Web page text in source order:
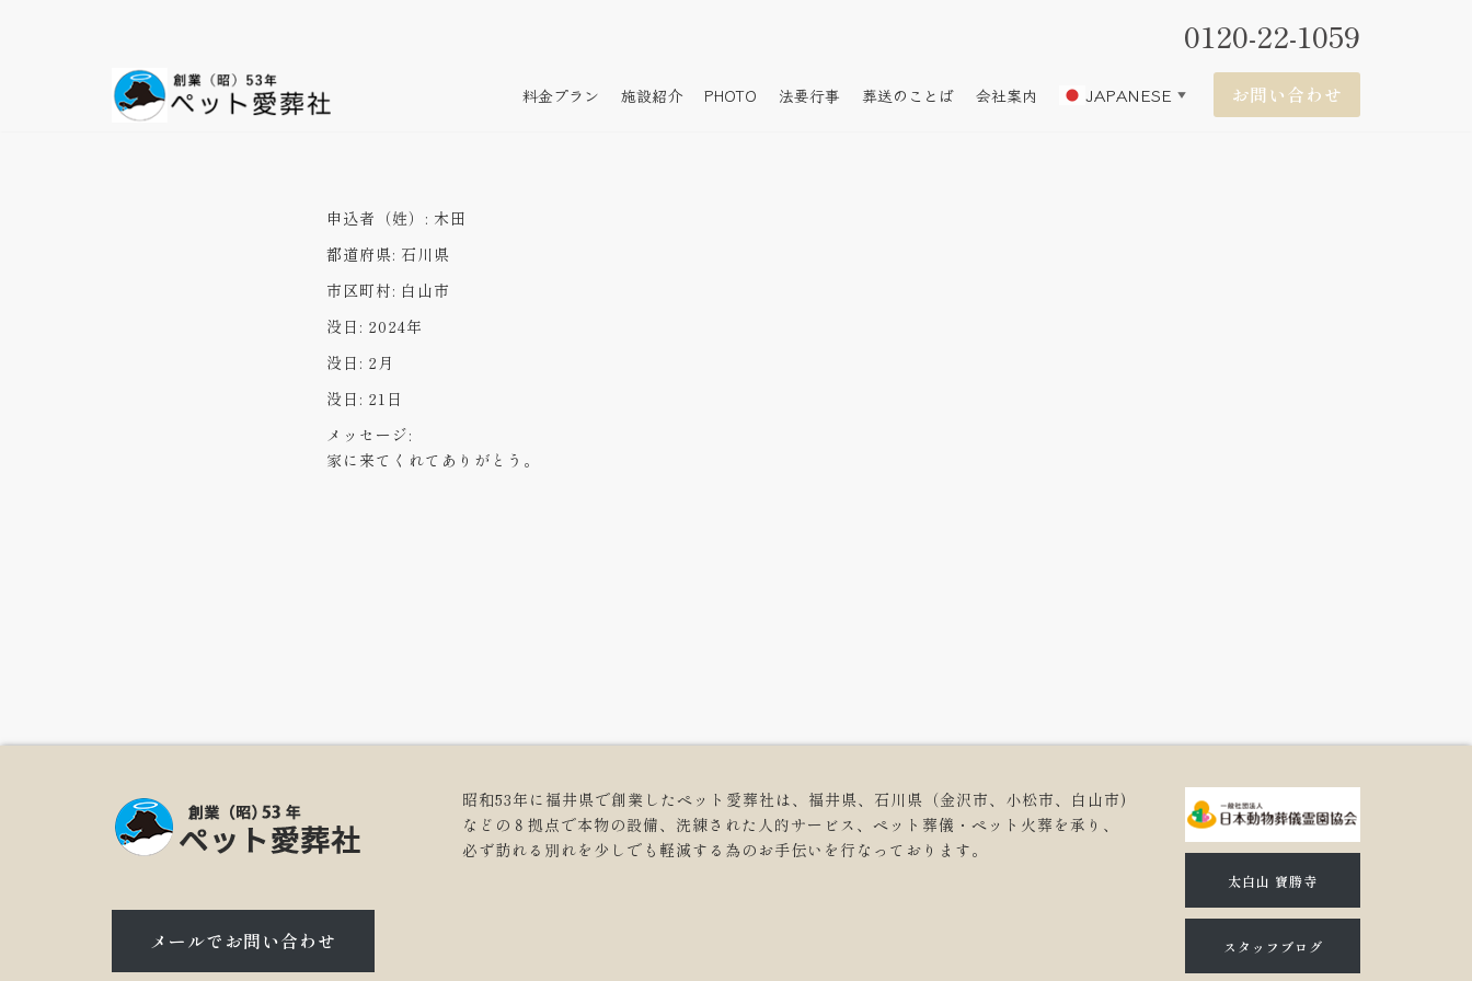
0120-22-1059
料金プラン 施設紹介 PHOTO 法要行事 葬送のことば 会社案内 JAPANESE ▼ お問い合わせ
申込者（姓）: 木田
都道府県: 石川県
市区町村: 白山市
没日: 2024年
没日: 2月
没日: 21日
メッセージ:
家に来てくれてありがとう。
メールでお問い合わせ
昭和53年に福井県で創業したペット愛葬社は、福井県、石川県（金沢市、小松市、白山市)
などの８拠点で本物の設備、洗練された人的サービス、ペット葬儀・ペット火葬を承り、
必ず訪れる別れを少しでも軽減する為のお手伝いを行なっております。
太白山 寶勝寺
スタッフブログ